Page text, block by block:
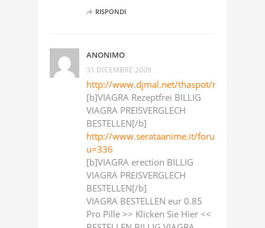
RISPONDI
ANONIMO
31 DICEMBRE 2009
http://www.djmal.net/thaspot/members/
[b]VIAGRA Rezeptfrei BILLIG
VIAGRA PREISVERGLECH
BESTELLEN[/b]
http://www.serataanime.it/forum2/
u=336
[b]VIAGRA erection BILLIG
VIAGRA PREISVERGLECH
BESTELLEN[/b]
VIAGRA BESTELLEN eur 0.85
Pro Pille >> Klicken Sie Hier <<